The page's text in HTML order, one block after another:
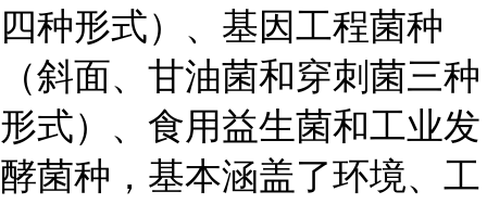
四种形式）、基因工程菌种
（斜面、甘油菌和穿刺菌三种
形式）、食用益生菌和工业发
酵菌种，基本涵盖了环境、工